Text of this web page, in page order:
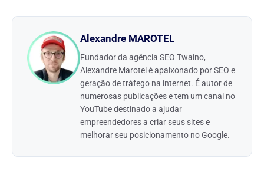
Alexandre MAROTEL
Fundador da agência SEO Twaino,
Alexandre Marotel é apaixonado por SEO e
geração de tráfego na internet. É autor de
numerosas publicações e tem um canal no
YouTube destinado a ajudar
empreendedores a criar seus sites e
melhorar seu posicionamento no Google.